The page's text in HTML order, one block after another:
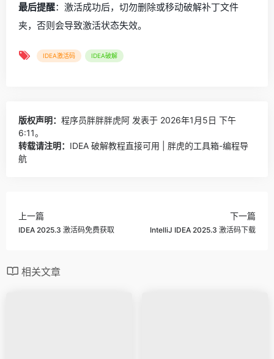
最后提醒：激活成功后，切勿删除或移动破解补丁文件
夹，否则会导致激活状态失效。
IDEA激活码 IDEA破解
版权声明： 程序员胖胖胖虎阿 发表于 2026年1月5日 下午
6:11。
转载请注明： IDEA 破解教程直接可用 | 胖虎的工具箱-编程导
航
上一篇
IDEA 2025.3 激活码免费获取
下一篇
IntelliJ IDEA 2025.3 激活码下载
相关文章